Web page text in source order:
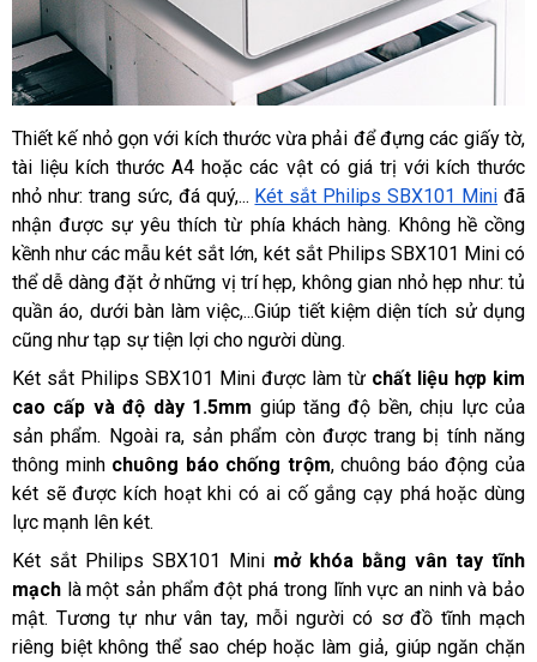
Thiết kế nhỏ gọn với kích thước vừa phải để đựng các giấy tờ,
tài liệu kích thước A4 hoặc các vật có giá trị với kích thước
nhỏ như: trang sức, đá quý,... Két sắt Philips SBX101 Mini đã
nhận được sự yêu thích từ phía khách hàng. Không hề cồng
kềnh như các mẫu két sắt lớn, két sắt Philips SBX101 Mini có
thể dễ dàng đặt ở những vị trí hẹp, không gian nhỏ hẹp như: tủ
quần áo, dưới bàn làm việc,...Giúp tiết kiệm diện tích sử dụng
cũng như tạp sự tiện lợi cho người dùng.
Két sắt Philips SBX101 Mini được làm từ chất liệu hợp kim
cao cấp và độ dày 1.5mm giúp tăng độ bền, chịu lực của
sản phẩm. Ngoài ra, sản phẩm còn được trang bị tính năng
thông minh chuông báo chống trộm, chuông báo động của
két sẽ được kích hoạt khi có ai cố gắng cạy phá hoặc dùng
lực mạnh lên két.
Két sắt Philips SBX101 Mini mở khóa bằng vân tay tĩnh
mạch là một sản phẩm đột phá trong lĩnh vực an ninh và bảo
mật. Tương tự như vân tay, mỗi người có sơ đồ tĩnh mạch
riêng biệt không thể sao chép hoặc làm giả, giúp ngăn chặn